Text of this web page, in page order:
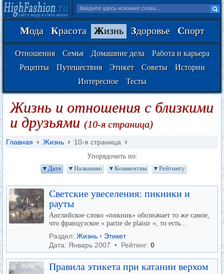
Мода Красота Жизнь Здоровье Спорт
Отношения Семья Домашние дела
Работа и карьера
Рецепты
Путешествия Этикет Советы
Истории
Интересное
Тесты
Жизнь и отношения с близкими
и друзьями (10-я страница)
Главная Жизнь 10-я страница
Упорядочить по:
▼Дате
▼Названию ▼Комментам ▼Рейтингу
Светские увеселения: пикники и
рауты
Английское слово «пикник» обозначает то же самое,
что французское « partie de plaisir », то есть...
Раздел: Жизнь › Этикет
Дата: Январь 2007 • Рейтинг: 0
Правила этикета при катании верхом